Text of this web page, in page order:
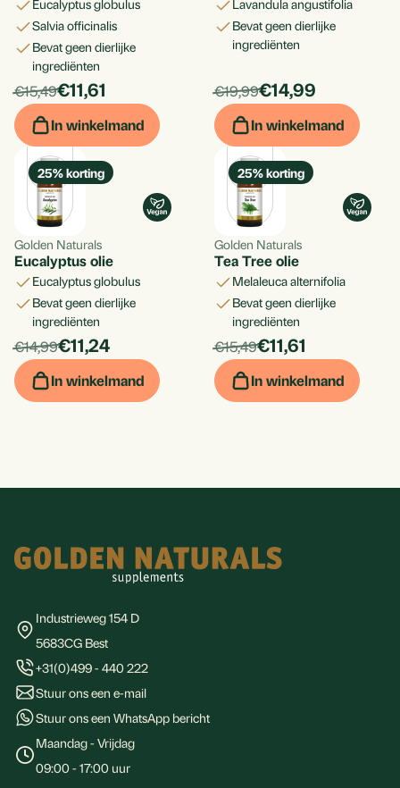
Toevoegen aan
Aan standaard lijst
Aan nieuwe lijst
Eucalyptus globulus
Salvia officinalis
bevat geen dierlijke
ingrediënten
Per
stuk
products.price_default:
€15,49products.price_discounted:
€11,61
In winkelmand
Lavandula angustifolia
bevat geen dierlijke
ingrediënten
Per
stuk
products.price_default:
€19,99€14,99
In winkelmand
25% korting
Golden Naturals
Eucalyptus olie
Eucalyptus globulus
bevat geen dierlijke
ingrediënten
Per
stuk
products.price_default:
€14,99products.price_discounted:
€11,24
In winkelmand
25% korting
Golden Naturals
Tea Tree olie
Melaleuca alternifolia
Bevat geen dierlijke
ingrediënten
Per
stuk
products.price_default:
€15,49€11,61
In winkelmand
Industrieweg 154 D
5683CG Best
+31(0)499 - 440 222
Stuur ons een e-mail
Stuur ons een WhatsApp bericht
Maandag - Vrijdag
09:00 - 17:00 uur